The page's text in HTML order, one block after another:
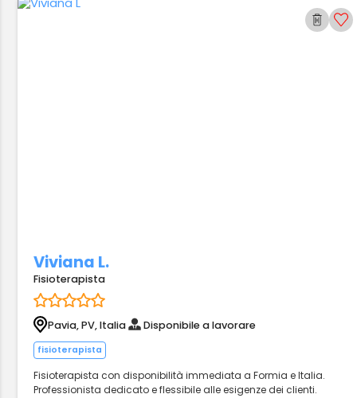
Viviana L.
Fisioterapista
Pavia, PV, Italia Disponibile a lavorare
fisioterapista
Fisioterapista con disponibilità immediata a Formia e Italia.
Professionista dedicato e flessibile alle esigenze dei clienti.